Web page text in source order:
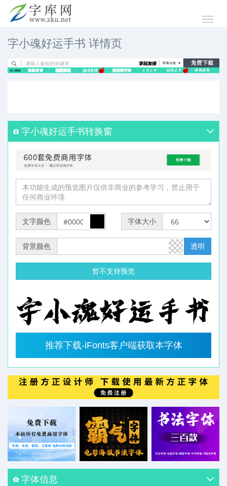
字小魂好运手书 详情页
字小魂好运手书转换窗
文字颜色 字体大小
背景颜色 透明
暂不支持预览
推荐下载-iFonts客户端获取本字体
字体信息